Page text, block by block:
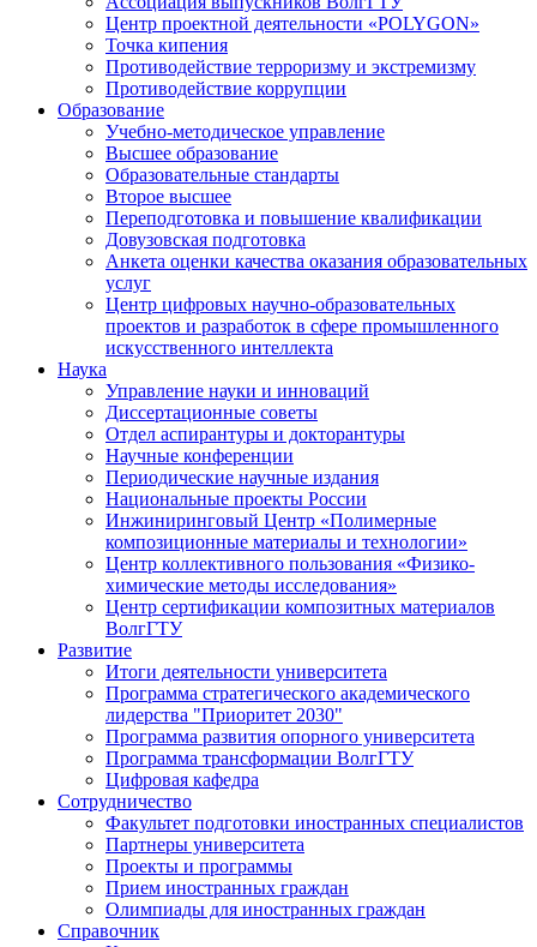
Центр проектной деятельности «POLYGON»
Точка кипения
Противодействие терроризму и экстремизму
Противодействие коррупции
Образование
Учебно-методическое управление
Высшее образование
Образовательные стандарты
Второе высшее
Переподготовка и повышение квалификации
Довузовская подготовка
Анкета оценки качества оказания образовательных
услуг
Центр цифровых научно-образовательных
проектов и разработок в сфере промышленного
искусственного интеллекта
Наука
Управление науки и инноваций
Диссертационные советы
Отдел аспирантуры и докторантуры
Научные конференции
Периодические научные издания
Национальные проекты России
Инжиниринговый Центр «Полимерные
композиционные материалы и технологии»
Центр коллективного пользования «Физико-
химические методы исследования»
Центр сертификации композитных материалов
ВолгГТУ
Развитие
Итоги деятельности университета
Программа стратегического академического
лидерства "Приоритет 2030"
Программа развития опорного университета
Программа трансформации ВолгГТУ
Цифровая кафедра
Сотрудничество
Факультет подготовки иностранных специалистов
Партнеры университета
Проекты и программы
Прием иностранных граждан
Олимпиады для иностранных граждан
Справочник